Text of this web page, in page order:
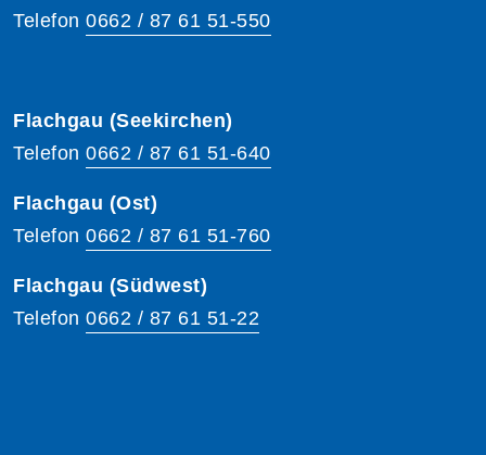
Telefon 0662 / 87 61 51-550
Flachgau (Seekirchen)
Telefon 0662 / 87 61 51-640
Flachgau (Ost)
Telefon 0662 / 87 61 51-760
Flachgau (Südwest)
Telefon 0662 / 87 61 51-22